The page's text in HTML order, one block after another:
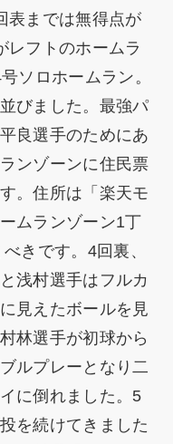
表までは無得点が
レフトのホームラ
ソロホームラン。
びました。最強パ
良選手のためにあ
ンゾーンに住民票
。住所は「楽天モ
ムランゾーン1丁
きです。4回裏、
浅村選手はフルカ
見えたボールを見
林選手が初球から
ルプレーとなり二
に倒れました。5
を続けてきました